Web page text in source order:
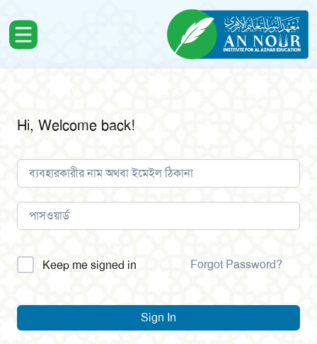
Hi, Welcome back!
Alternative:
Keep me signed in Forgot Password?
Sign In